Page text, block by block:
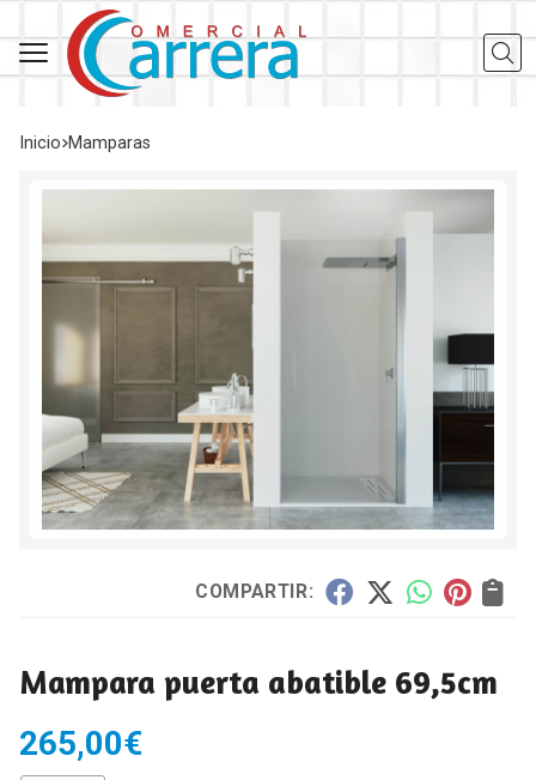
Inicio mamparas
COMPARTIR:
Mampara puerta abatible 69,5cm
265,00€